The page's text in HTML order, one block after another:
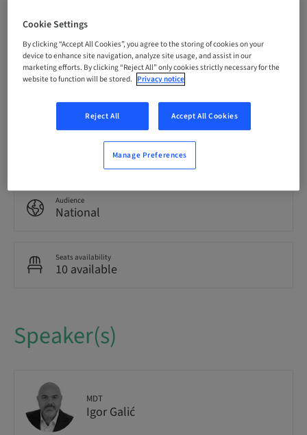
Language
Croatian
0.00 Points
Delivery method
Theoretical
Audience
National
Seats availability
10 available
Speaker(s)
MDT
Igor Galić
Cookie Settings
By clicking “Accept All Cookies”, you agree to the storing of cookies on your
device to enhance site navigation, analyze site usage, and assist in our
marketing efforts. By clicking “Reject All” only cookies strictly necessary for the
website to function will be stored. Privacy notice
Reject All Accept All Cookies
Manage Preferences